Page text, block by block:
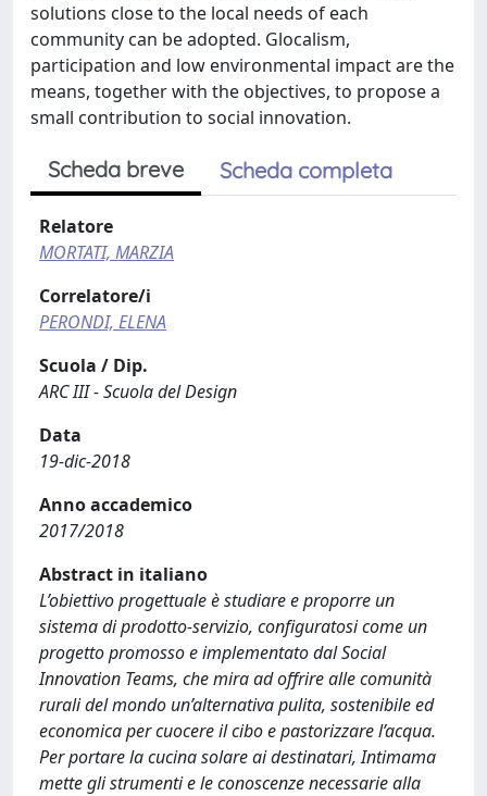
solutions close to the local needs of each
community can be adopted. Glocalism,
participation and low environmental impact are the
means, together with the objectives, to propose a
small contribution to social innovation.
Scheda breve Scheda completa
Relatore
MORTATI, MARZIA
Correlatore/i
PERONDI, ELENA
Scuola / Dip.
ARC III - Scuola del Design
Data
19-dic-2018
Anno accademico
2017/2018
Abstract in italiano
L’obiettivo progettuale è studiare e proporre un
sistema di prodotto-servizio, configuratosi come un
progetto promosso e implementato dal Social
Innovation Teams, che mira ad offrire alle comunità
rurali del mondo un’alternativa pulita, sostenibile ed
economica per cuocere il cibo e pastorizzare l’acqua.
Per portare la cucina solare ai destinatari, Intimama
mette gli strumenti e le conoscenze necessarie alla